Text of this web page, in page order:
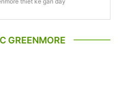
GREENMORE